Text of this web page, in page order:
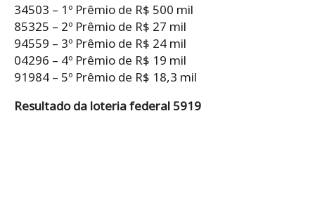
34503 – 1º Prêmio de R$ 500 mil
85325 – 2º Prêmio de R$ 27 mil
94559 – 3º Prêmio de R$ 24 mil
04296 – 4º Prêmio de R$ 19 mil
91984 – 5º Prêmio de R$ 18,3 mil
Resultado da loteria federal 5919